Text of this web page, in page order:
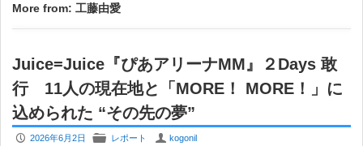
More from: 工藤由愛
Juice=Juice『ぴあアリーナMM』２Days 敢
行 11人の現在地と「MORE！ MORE！」に
込められた “その先の夢”
P 2026年6月2日 F レポート U kogonil